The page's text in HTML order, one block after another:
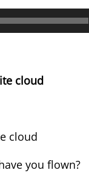
cloud
cloud
you flown?